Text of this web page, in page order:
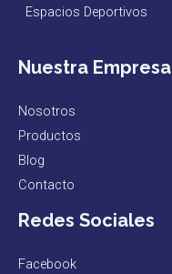
Espacios Deportivos
Nuestra Empresa
Nosotros
Productos
Blog
Contacto
Redes Sociales
Facebook